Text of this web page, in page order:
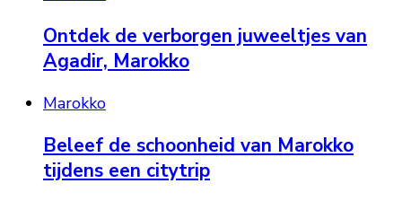
Ontdek de verborgen juweeltjes van
Agadir, Marokko
Marokko
Beleef de schoonheid van Marokko
tijdens een citytrip